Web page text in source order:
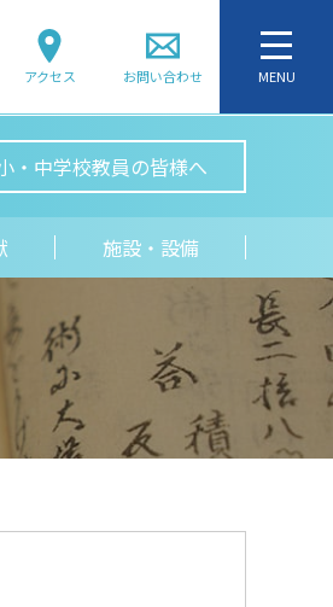
MENU
お問い合わせ
アクセス
・中学校教員の皆様へ
施設・設備